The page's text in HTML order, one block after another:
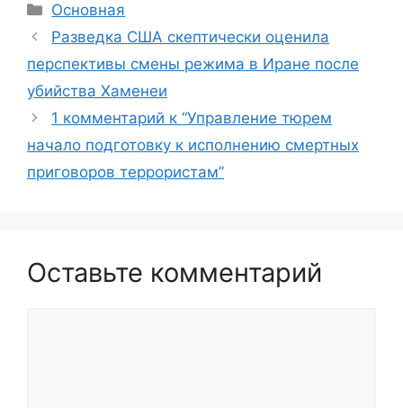
Рубрики
Основная
Разведка США скептически оценила
перспективы смены режима в Иране после
убийства Хаменеи
1 комментарий к “Управление тюрем
начало подготовку к исполнению смертных
приговоров террористам”
Оставьте комментарий